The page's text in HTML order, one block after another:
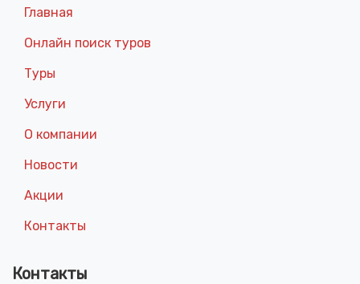
Главная
Онлайн поиск туров
Туры
Услуги
О компании
Новости
Акции
Контакты
Контакты